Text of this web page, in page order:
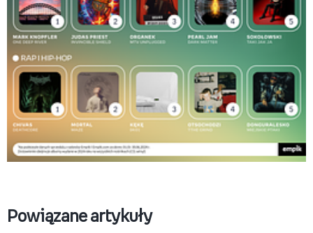
Pobierz
Powiązane artykuły